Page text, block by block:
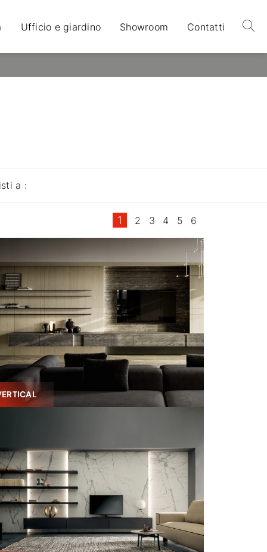
Ufficio e giardino Showroom Contatti
a :
1 2 3 4 5 6